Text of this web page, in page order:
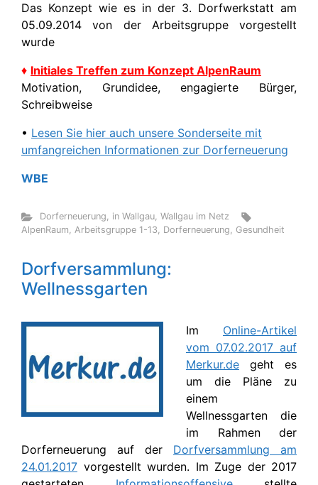
Das Konzept wie es in der 3. Dorfwerkstatt am
05.09.2014 von der Arbeitsgruppe vorgestellt
wurde
♦ Initiales Treffen zum Konzept AlpenRaum
Motivation, Grundidee, engagierte Bürger,
Schreibweise
• Lesen Sie hier auch unsere Sonderseite mit
umfangreichen Informationen zur Dorferneuerung
WBE
Dorferneuerung, in Wallgau, Wallgau im Netz
AlpenRaum, Arbeitsgruppe 1-13, Dorferneuerung, Gesundheit
Dorfversammlung:
Wellnessgarten
Im Online-Artikel
vom 07.02.2017 auf
Merkur.de geht es
um die Pläne zu
einem
Wellnessgarten die
im Rahmen der
Dorferneuerung auf der Dorfversammlung am
24.01.2017 vorgestellt wurden. Im Zuge der 2017